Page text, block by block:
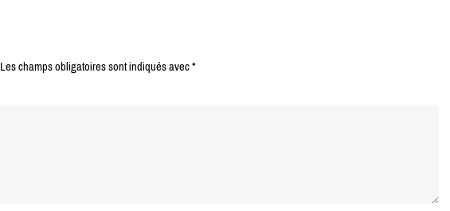
Les champs obligatoires sont indiqués avec*